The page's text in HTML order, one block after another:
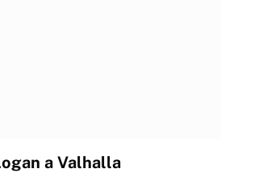
a Valhalla